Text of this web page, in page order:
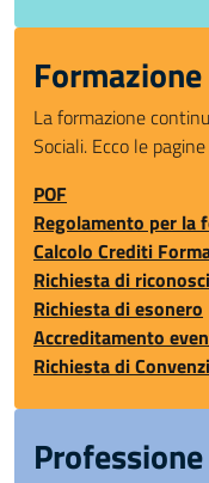
Formazione
La formazione
Sociali. Ecco le
POF
Regolamento per la
Calcolo Crediti
Richiesta di
Richiesta di esonero
Accreditamento
Richiesta di
Professione